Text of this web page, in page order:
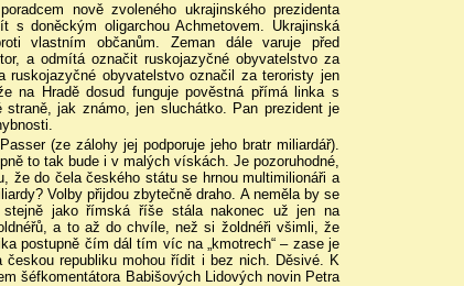
nově zvoleného ukrajinského prezidenta
doněckým oligarchou Achmetovem. Ukrajinská
vlastním občanům. Zeman dále varuje před
a odmítá označit ruskojazyčné obyvatelstvo za
obyvatelstvo označil za teroristy jen
na Hradě dosud funguje pověstná přímá linka s
jak známo, jen sluchátko. Pan prezident je
(ze zálohy jej podporuje jeho bratr miliardář).
to tak bude i v malých vískách. Je pozoruhodné,
že do čela českého státu se hrnou multimilionáři a
Volby přijdou zbytečně draho. A neměla by se
jako římská říše stála nakonec už jen na
a to až do chvíle, než si žoldnéři všimli, že
postupně čím dál tím víc na „kmotrech“ – zase je
republiku mohou řídit i bez nich. Děsivé. K
šéfkomentátora Babišových Lidových novin Petra